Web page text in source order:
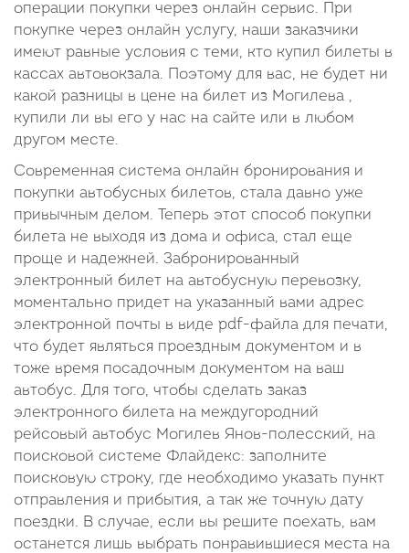
операции покупки через онлайн сервис. При
покупке через онлайн услугу, наши заказчики
имеют равные условия с теми, кто купил билеты в
кассах автовокзала. Поэтому для вас, не будет ни
какой разницы в цене на билет из Могилева ,
купили ли вы его у нас на сайте или в любом
другом месте.
Современная система онлайн бронирования и
покупки автобусных билетов, стала давно уже
привычным делом. Теперь этот способ покупки
билета не выходя из дома и офиса, стал еще
проще и надежней. Забронированный
электронный билет на автобусную перевозку,
моментально придет на указанный вами адрес
электронной почты в виде pdf-файла для печати,
что будет являться проездным документом и в
тоже время посадочным документом на ваш
автобус. Для того, чтобы сделать заказ
электронного билета на междугородний
рейсовый автобус Могилев Янов-полесский, на
поисковой системе Флайдекс: заполните
поисковую строку, где необходимо указать пункт
отправления и прибытия, а так же точную дату
поездки. В случае, если вы решите поехать, вам
останется лишь выбрать понравившиеся места на